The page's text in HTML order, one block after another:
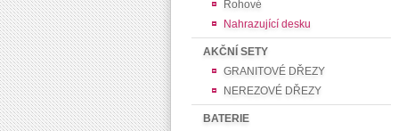
Rohové
Nahrazující desku
AKČNÍ SETY
GRANITOVÉ DŘEZY
NEREZOVÉ DŘEZY
BATERIE